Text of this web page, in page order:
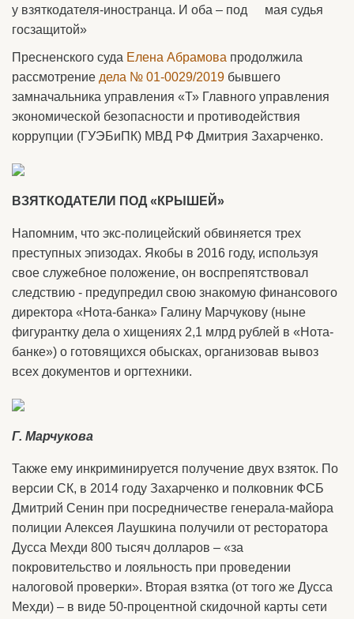
мая судья
Пресненского суда Елена Абрамова продолжила
рассмотрение дела № 01-0029/2019 бывшего
замначальника управления «Т» Главного управления
экономической безопасности и противодействия
коррупции (ГУЭБиПК) МВД РФ Дмитрия Захарченко.
ВЗЯТКОДАТЕЛИ ПОД «КРЫШЕЙ»
Напомним, что экс-полицейский обвиняется трех
преступных эпизодах. Якобы в 2016 году, используя
свое служебное положение, он воспрепятствовал
следствию - предупредил свою знакомую финансового
директора «Нота-банка» Галину Марчукову (ныне
фигурантку дела о хищениях 2,1 млрд рублей в «Нота-
банке») о готовящихся обысках, организовав вывоз
всех документов и оргтехники.
Г. Марчукова
Также ему инкриминируется получение двух взяток. По
версии СК, в 2014 году Захарченко и полковник ФСБ
Дмитрий Сенин при посредничестве генерала-майора
полиции Алексея Лаушкина получили от ресторатора
Дусса Мехди 800 тысяч долларов – «за
покровительство и лояльность при проведении
налоговой проверки». Вторая взятка (от того же Дусса
Мехди) – в виде 50-процентной скидочной карты сети